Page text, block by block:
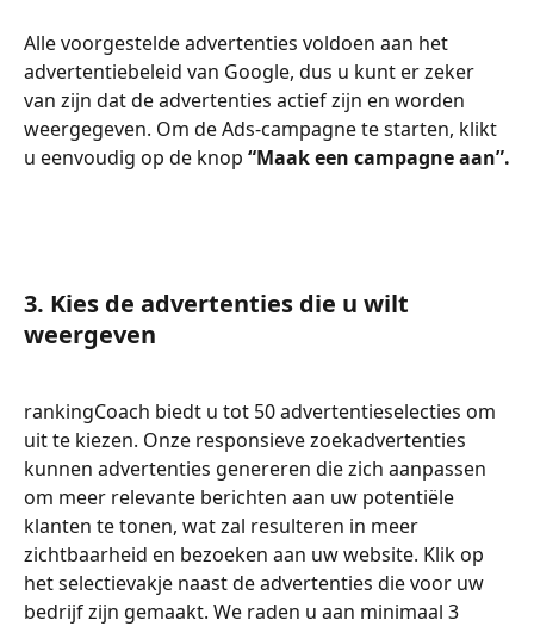
Alle voorgestelde advertenties voldoen aan het
advertentiebeleid van Google, dus u kunt er zeker
van zijn dat de advertenties actief zijn en worden
weergegeven. Om de Ads-campagne te starten, klikt
u eenvoudig op de knop “Maak een campagne aan”.
3. Kies de advertenties die u wilt
weergeven
rankingCoach biedt u tot 50 advertentieselecties om
uit te kiezen. Onze responsieve zoekadvertenties
kunnen advertenties genereren die zich aanpassen
om meer relevante berichten aan uw potentiële
klanten te tonen, wat zal resulteren in meer
zichtbaarheid en bezoeken aan uw website. Klik op
het selectievakje naast de advertenties die voor uw
bedrijf zijn gemaakt. We raden u aan minimaal 3